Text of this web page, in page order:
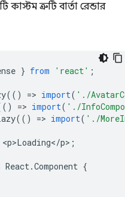
ত্রুটি বার্তা রেন্ডার
} from 'react' ;
(() => import( './
=> import( './
(() => import( './
<p>Loading</p> ;
React.Component {